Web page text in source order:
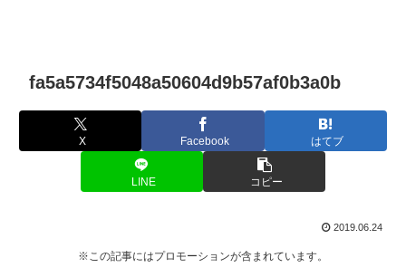
fa5a5734f5048a50604d9b57af0b3a0b
X Facebook はてブ
LINE コピー
2019.06.24
※この記事にはプロモーションが含まれています。